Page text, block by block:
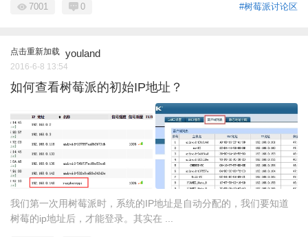
#树莓派讨论区
7001 0
点击重新加载 youland
2016-6-8 13:54
如何查看树莓派的初始IP地址？
我们第一次用树莓派时，系统的IP地址是自动分配的，我们要知道
树莓的ip地址后，才能登录。其实在 ...